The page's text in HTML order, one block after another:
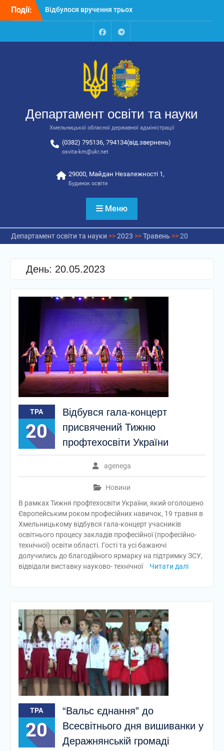
Перейти
Події:
автобусів для потреб
Відбулося засідання
колегії Департаменту
державної адміністрації
Відбулась обласна
відповідальних за
національно-патріотичне
виховання
FacebookTalegram
Департамент освіти та науки
Хмельницької обласної державної адміністрації
(0382) 795136, 794134(від.звернень)
osvita-km@ukr.net
29000, Майдан Незалежності 1,
Будинок освіти
Меню
Департамент освіти та науки >>2023 >>Травень >>20
День: 20.05.2023
ТРА
20
Відбувся гала-концерт
присвячений Тижню
профтехосвіти України
agenega
Новини
В рамках Тижня профтехосвіти України, який оголошено
Європейським роком професійних навичок, 19 травня в
Хмельницькому відбувся гала-концерт учасників
освітнього процесу закладів професійної (професійно-
технічної) освіти області. Гості та усі бажаючі
долучились до благодійного ярмарку на підтримку ЗСУ,
відвідали виставку науково- технічної
Читати далі
ТРА
20
“Вальс єднання” до
Всесвітнього дня вишиванки у
Деражнянській громаді